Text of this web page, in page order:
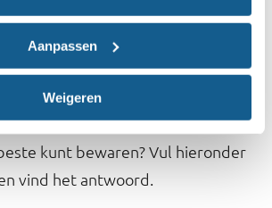
Aanpassen
Weigeren
van andere
product opzoeken hoelang en
kunt bewaren? Vul hieronder
vind het antwoord.